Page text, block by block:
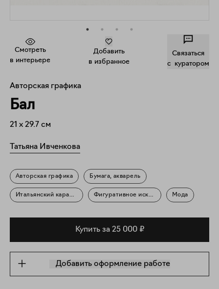
Смотреть
в интерьере
Добавить
в избранное
Связаться
c куратором
Авторская графика
Бал
21 x 29.7 см
Татьяна Ивченкова
Авторская графика Бумага, акварель
Итальянский карандаш Фигуративное искусство Мода
Купить за 25 000 ₽
Добавить оформление работе